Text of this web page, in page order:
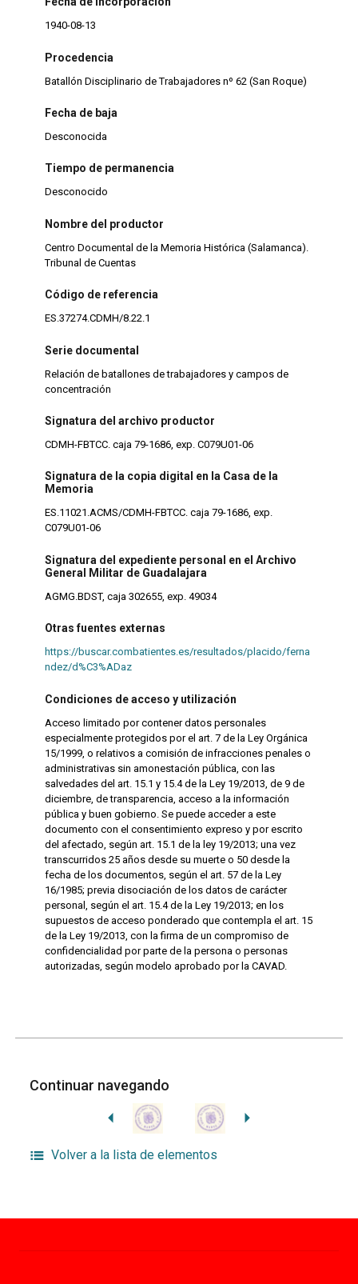
1940-08-13
Procedencia
Batallón Disciplinario de Trabajadores nº 62 (San Roque)
Fecha de baja
Desconocida
Tiempo de permanencia
Desconocido
Nombre del productor
Centro Documental de la Memoria Histórica (Salamanca).
Tribunal de Cuentas
Código de referencia
ES.37274.CDMH/8.22.1
Serie documental
Relación de batallones de trabajadores y campos de
concentración
Signatura del archivo productor
CDMH-FBTCC. caja 79-1686, exp. C079U01-06
Signatura de la copia digital en la Casa de la
Memoria
ES.11021.ACMS/CDMH-FBTCC. caja 79-1686, exp.
C079U01-06
Signatura del expediente personal en el Archivo
General Militar de Guadalajara
AGMG.BDST, caja 302655, exp. 49034
Otras fuentes externas
https://buscar.combatientes.es/resultados/placido/ferna
ndez/d%C3%ADaz
Condiciones de acceso y utilización
Acceso limitado por contener datos personales
especialmente protegidos por el art. 7 de la Ley Orgánica
15/1999, o relativos a comisión de infracciones penales o
administrativas sin amonestación pública, con las
salvedades del art. 15.1 y 15.4 de la Ley 19/2013, de 9 de
diciembre, de transparencia, acceso a la información
pública y buen gobierno. Se puede acceder a este
documento con el consentimiento expreso y por escrito
del afectado, según art. 15.1 de la ley 19/2013; una vez
transcurridos 25 años desde su muerte o 50 desde la
fecha de los documentos, según el art. 57 de la Ley
16/1985; previa disociación de los datos de carácter
personal, según el art. 15.4 de la Ley 19/2013; en los
supuestos de acceso ponderado que contempla el art. 15
de la Ley 19/2013, con la firma de un compromiso de
confidencialidad por parte de la persona o personas
autorizadas, según modelo aprobado por la CAVAD.
Continuar navegando
Volver a la lista de elementos